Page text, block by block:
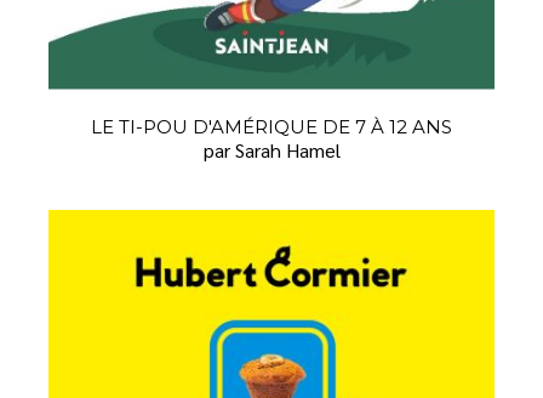
LE TI-POU D'AMÉRIQUE DE 7 À 12 ANS
par Sarah Hamel